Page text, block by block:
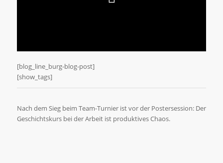
[blog_line_burg-blog-post]
[show_tags]
Nach dem Sieg beim Team-Turnier ist vor der Postersession: Der
Geschichtskurs bei der Arbeit ist produktives Chaos.